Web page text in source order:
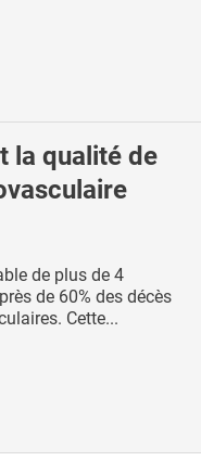
la qualité de
de plus de 4
de 60% des décès
Cette...